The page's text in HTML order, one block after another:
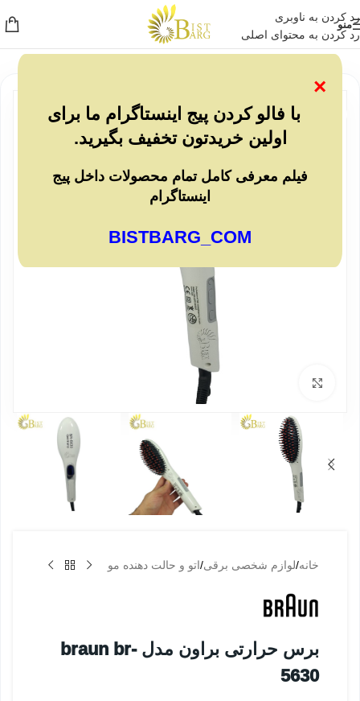
رد کردن به ناوبری
رد کردن به محتوای اصلی
منو
خانه/لوازم شخصی برقی/اتو و حالت دهنده مو
برس حرارتی براون مدل braun br-
5630
×
با فالو کردن پیج اینستاگرام ما برای
اولین خریدتون تخفیف بگیرید.
فیلم معرفی کامل تمام محصولات داخل پیج
اینستاگرام
BISTBARG_COM